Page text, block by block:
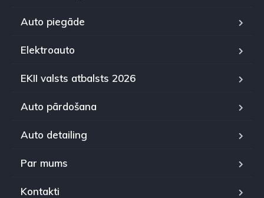
Auto piegāde
Elektroauto
EKII valsts atbalsts 2026
Auto pārdošana
Auto detailing
Par mums
Kontakti